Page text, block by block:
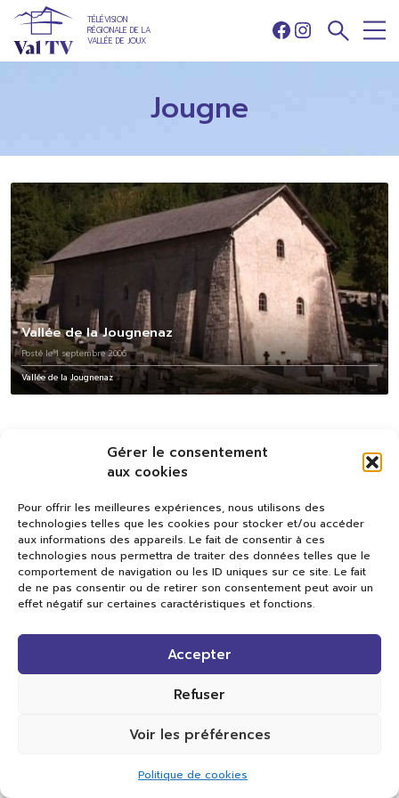
Gérer le consentement
aux cookies
Pour offrir les meilleures expériences, nous utilisons des
technologies telles que les cookies pour stocker et/ou accéder
aux informations des appareils. Le fait de consentir à ces
technologies nous permettra de traiter des données telles que le
comportement de navigation ou les ID uniques sur ce site. Le fait
de ne pas consentir ou de retirer son consentement peut avoir un
effet négatif sur certaines caractéristiques et fonctions.
Accepter
Refuser
Voir les préférences
Politique de cookies
TÉLÉVISION
RÉGIONALE DE LA
VALLÉE DE JOUX
Facebook
Instagram
Jougne
Vallée de la Jougnenaz
Posté le 1 septembre 2006
Vallée de la Jougnenaz
Val TV
Centre de Compétences Médias
Rue du Pont-Neuf 24
Tous droits réservés.
Réalisation Cavin-Baudat Digital Lab